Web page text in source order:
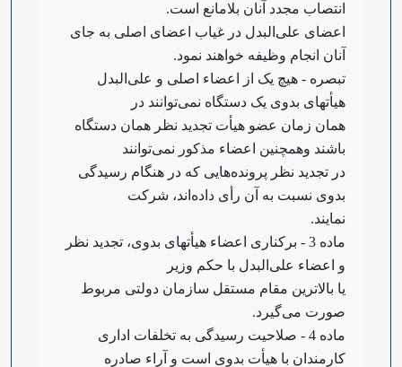
انتصاب مجدد آنان بلامانع است.
‌اعضای علی‌البدل در غیاب اعضای اصلی به جای
آنان انجام وظیفه خواهند نمود.
‌تبصره - هیچ یک از اعضاء اصلی و علی‌البدل
هیأتهای بدوی یک دستگاه نمی‌توانند در
همان زمان عضو هیأت تجدید نظر همان دستگاه
باشند و‌همچنین اعضاء مذکور نمی‌توانند
در تجدید نظر پرونده‌هایی که در هنگام رسیدگی
بدوی نسبت به آن رأی داده‌اند، شرکت
نمایند.
‌ماده 3 - برکناری اعضاء هیأتهای بدوی، تجدید نظر
و اعضاء علی‌البدل با حکم وزیر
یا بالاترین مقام مستقل سازمان دولتی مربوط
صورت می‌گیرد.
‌ماده 4 - صلاحیت رسیدگی به تخلفات اداری
کارمندان با هیأت بدوی است و آراء صادره